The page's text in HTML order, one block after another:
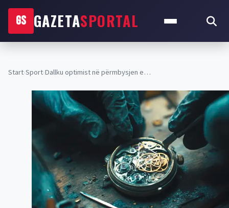
GS GAZETASPORTAL
Start›Sport›Dallku optimist në përmbysjen e…